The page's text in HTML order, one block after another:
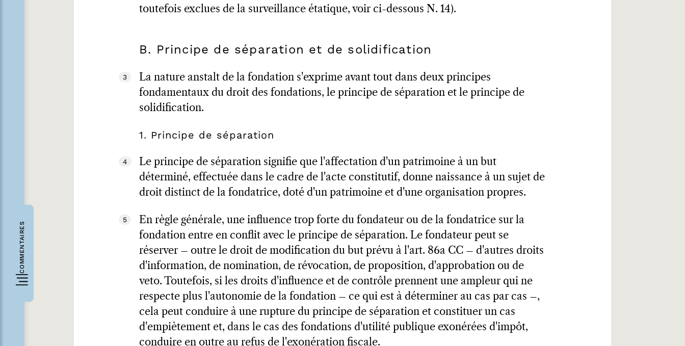
COMMENTAIRES
toutefois exclues de la surveillance étatique, voir ci-dessous N. 14).
B. Principe de séparation et de solidification
3
La nature anstalt de la fondation s'exprime avant tout dans deux principes
fondamentaux du droit des fondations, le principe de séparation et le principe de
solidification.
1. Principe de séparation
4
Le principe de séparation signifie que l'affectation d'un patrimoine à un but
déterminé, effectuée dans le cadre de l'acte constitutif, donne naissance à un sujet de
droit distinct de la fondatrice, doté d'un patrimoine et d'une organisation propres.
5
En règle générale, une influence trop forte du fondateur ou de la fondatrice sur la
fondation entre en conflit avec le principe de séparation. Le fondateur peut se
réserver – outre le droit de modification du but prévu à l'art. 86a CC – d'autres droits
d'information, de nomination, de révocation, de proposition, d'approbation ou de
veto. Toutefois, si les droits d'influence et de contrôle prennent une ampleur qui ne
respecte plus l'autonomie de la fondation – ce qui est à déterminer au cas par cas –,
cela peut conduire à une rupture du principe de séparation et constituer un cas
d'empiètement et, dans le cas des fondations d'utilité publique exonérées d'impôt,
conduire en outre au refus de l'exonération fiscale.